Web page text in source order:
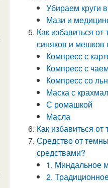
Убираем круги
Мази и
Как избавиться
синяков и мешков
Компресс с
Компресс с чаем
Компресс со
Маска с
С ромашкой
Масла
Как избавиться
Средство от
средствами?
1. Миндальное
2.